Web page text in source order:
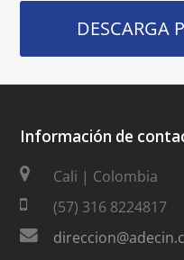
DESCARGA
Información de
Cali | Colombia
(57) 316 8224817